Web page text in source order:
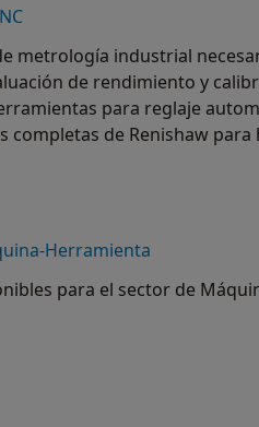
metrología industrial
de rendimiento y
para reglaje
completas de Renishaw
Herramienta
para el sector de